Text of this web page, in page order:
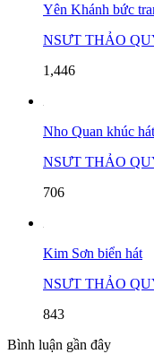
Yên Khánh bức
NSƯT THẢO
1,446
Nho Quan khúc
NSƯT THẢO
706
Kim Sơn biển hát
NSƯT THẢO
843
Bình luận gần đây